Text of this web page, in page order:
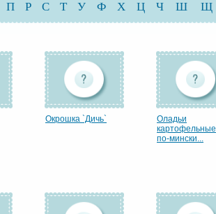
П Р С Т У Ф Х Ц Ч Ш Щ
Окрошка `Дичь`
Оладьи
картофельные
по-мински...